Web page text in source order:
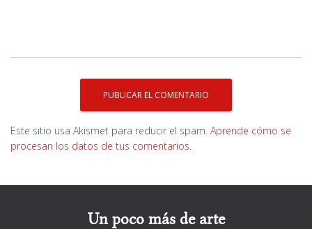
Este sitio usa Akismet para reducir el spam. Aprende cómo se
procesan los datos de tus comentarios.
Un poco más de arte